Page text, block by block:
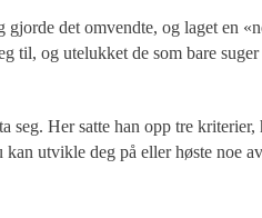
det omvendte, og laget en
til, og utelukket de som bare
Her satte han opp tre kriterier,
utvikle deg på eller høste noe